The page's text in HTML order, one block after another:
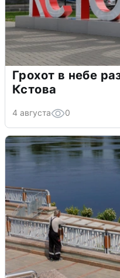
Грохот в небе
Кстова
4 августа 0